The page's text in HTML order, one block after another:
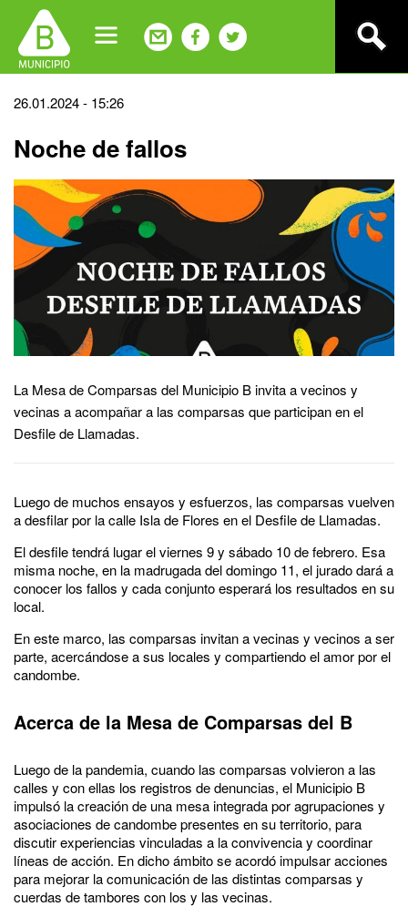
navigation
Back
top
26.01.2024 - 15:26
Noche de fallos
La Mesa de Comparsas del Municipio B invita a vecinos y
vecinas a acompañar a las comparsas que participan en el
Desfile de Llamadas.
Luego de muchos ensayos y esfuerzos, las comparsas vuelven
a desfilar por la calle Isla de Flores en el Desfile de Llamadas.
El desfile tendrá lugar el viernes 9 y sábado 10 de febrero. Esa
misma noche, en la madrugada del domingo 11, el jurado dará a
conocer los fallos y cada conjunto esperará los resultados en su
local.
En este marco, las comparsas invitan a vecinas y vecinos a ser
parte, acercándose a sus locales y compartiendo el amor por el
candombe.
Acerca de la Mesa de Comparsas del B
Luego de la pandemia, cuando las comparsas volvieron a las
calles y con ellas los registros de denuncias, el Municipio B
impulsó la creación de una mesa integrada por agrupaciones y
asociaciones de candombe presentes en su territorio, para
discutir experiencias vinculadas a la convivencia y coordinar
líneas de acción. En dicho ámbito se acordó impulsar acciones
para mejorar la comunicación de las distintas comparsas y
cuerdas de tambores con los y las vecinas.